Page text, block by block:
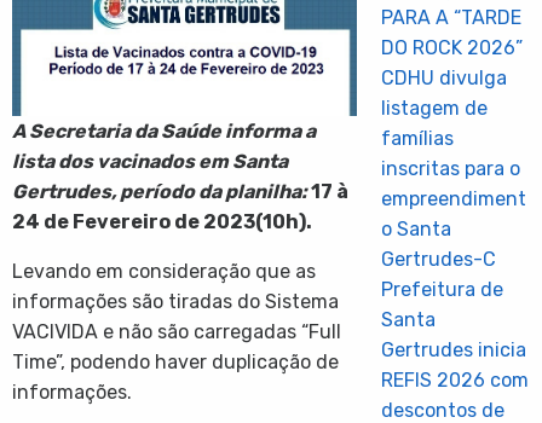
A Secretaria da Saúde informa a
lista dos vacinados em Santa
Gertrudes, período da planilha:17 à
24 de Fevereiro de 2023(10h).
Levando em consideração que as
informações são tiradas do Sistema
VACIVIDA e não são carregadas “Full
Time”, podendo haver duplicação de
informações.
PARA A “TARDE
DO ROCK 2026”
CDHU divulga
listagem de
famílias
inscritas para o
empreendiment
o Santa
Gertrudes-C
Prefeitura de
Santa
Gertrudes inicia
REFIS 2026 com
descontos de